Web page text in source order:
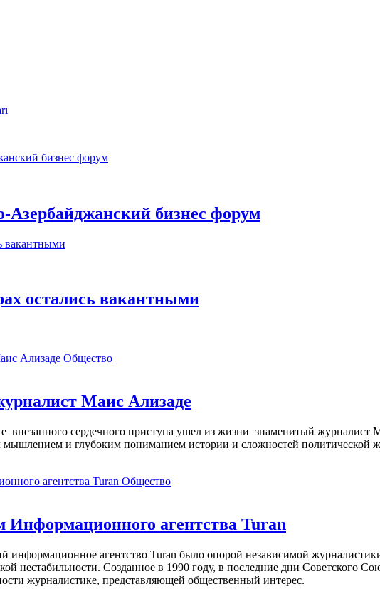
Азербайджанский бизнес форум
остались вакантными
Общество
Маис Ализаде
внезапного сердечного приступа ушел из жизни знаменитый
и глубоким пониманием истории и сложностей политической
Общество
агентства Turan
информационное агентство Turan было опорой независимой
нестабильности. Созданное в 1990 году, в последние дни Советского
журналистике, представляющей общественный интерес.